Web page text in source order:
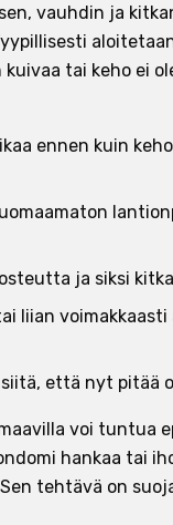
vauhdin ja
tai keho ei
ennen kuin
ja siksi
liian voimakkaasti
siitä, että nyt pitää
voi tuntua
hankaa tai
tehtävä on